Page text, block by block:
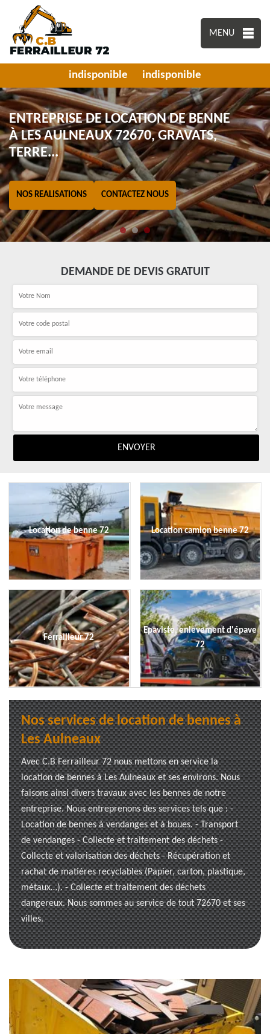
MENU
indisponible indisponible
ENTREPRISE DE LOCATION DE BENNE
À LES AULNEAUX 72670, GRAVATS,
TERRE...
NOS REALISATIONS CONTACTEZ NOUS
DEMANDE DE DEVIS GRATUIT
Location de benne 72 Location camion benne 72
Ferrailleur 72
Epaviste, enlevement d'épave
72
Nos services de location de bennes à
Les Aulneaux
Avec C.B Ferrailleur 72 nous mettons en service la
location de bennes à Les Aulneaux et ses environs. Nous
faisons ainsi divers travaux avec les bennes de notre
entreprise. Nous entreprenons des services tels que : -
Location de bennes à vendanges et à boues. - Transport
de vendanges - Collecte et traitement des déchets -
Collecte et valorisation des déchets - Récupération et
rachat de matières recyclables (Papier, carton, plastique,
métaux…). - Collecte et traitement des déchets
dangereux. Nous sommes au service de tout 72670 et ses
villes.